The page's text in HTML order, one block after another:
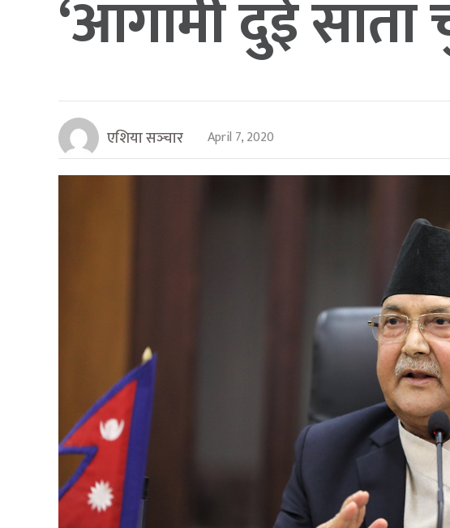
‘आगामी दुई साता
एशिया सञ्‍चार April 7, 2020